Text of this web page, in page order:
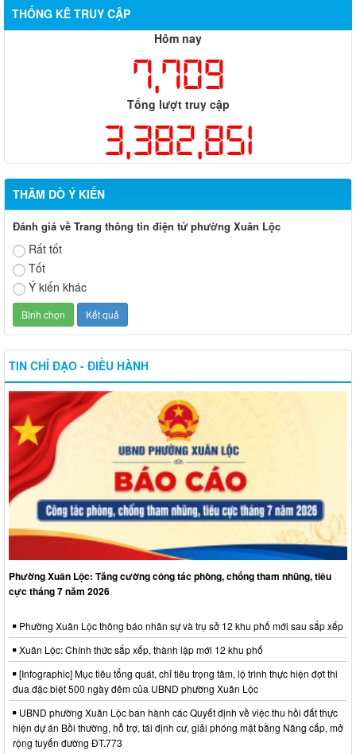
THỐNG KÊ TRUY CẬP
Hôm nay
7,709
Tổng lượt truy cập
3,382,851
THĂM DÒ Ý KIẾN
Đánh giá về Trang thông tin điện tử phường Xuân Lộc
Rất tốt
Tốt
Ý kiến khác
TIN CHỈ ĐẠO - ĐIỀU HÀNH
Phường Xuân Lộc: Tăng cường công tác phòng, chống tham nhũng, tiêu
cực tháng 7 năm 2026
Phường Xuân Lộc thông báo nhân sự và trụ sở 12 khu phố mới sau sắp xếp
Xuân Lộc: Chính thức sắp xếp, thành lập mới 12 khu phố
[Infographic] Mục tiêu tổng quát, chỉ tiêu trọng tâm, lộ trình thực hiện đợt thi
đua đặc biệt 500 ngày đêm của UBND phường Xuân Lộc
UBND phường Xuân Lộc ban hành các Quyết định về việc thu hồi đất thực
hiện dự án Bồi thường, hỗ trợ, tái định cư, giải phóng mặt bằng Nâng cấp, mở
rộng tuyến đường ĐT.773